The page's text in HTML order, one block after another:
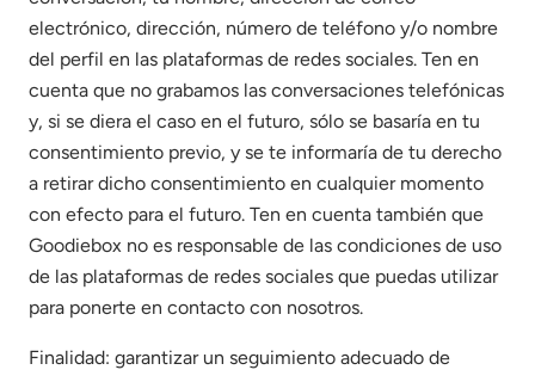
electrónico, dirección, número de teléfono y/o nombre
del perfil en las plataformas de redes sociales. Ten en
cuenta que no grabamos las conversaciones telefónicas
y, si se diera el caso en el futuro, sólo se basaría en tu
consentimiento previo, y se te informaría de tu derecho
a retirar dicho consentimiento en cualquier momento
con efecto para el futuro. Ten en cuenta también que
Goodiebox no es responsable de las condiciones de uso
de las plataformas de redes sociales que puedas utilizar
para ponerte en contacto con nosotros.
Finalidad: garantizar un seguimiento adecuado de